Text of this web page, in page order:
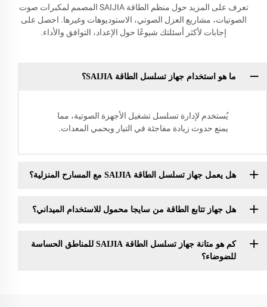
تعرف على المزيد حول منظم الطاقة SAIJIA المصمم لمكبرات صوت
الصوتيات، مشاريع العزل الصوتي، الاستوديوهات وغيرها. احصل على
إجابات لأكثر أسئلتك شيوعًا حول الإعداد، التوافق والأداء.
ما هو استخدام جهاز تسلسل الطاقة SAIJIA؟
يُستخدم لإدارة تسلسل تشغيل الأجهزة الصوتية، مما
يمنع حدوث زيادة مفاجئة في التيار ويحمي المعدات.
هل يعمل جهاز تسلسل الطاقة SAIJIA مع المسارح المنزلية؟
هل جهاز تتابع الطاقة من سايجا محمول للاستخدام الميداني؟
كم هو متانة جهاز تسلسل الطاقة SAIJIA للمناطق الحساسة
للضوضاء؟